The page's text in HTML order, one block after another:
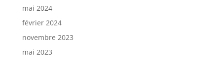
mai 2024
février 2024
novembre 2023
mai 2023